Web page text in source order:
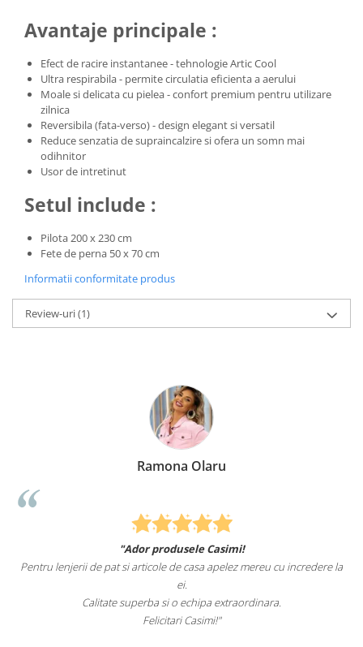
Avantaje principale :
Efect de racire instantanee - tehnologie Artic Cool
Ultra respirabila - permite circulatia eficienta a aerului
Moale si delicata cu pielea - confort premium pentru utilizare
zilnica
Reversibila (fata-verso) - design elegant si versatil
Reduce senzatia de supraincalzire si ofera un somn mai
odihnitor
Usor de intretinut
Setul include :
Pilota 200 x 230 cm
Fete de perna 50 x 70 cm
Informatii conformitate produs
Review-uri(1)
Ramona Olaru
"Ador produsele Casimi!
Pentru lenjerii de pat si articole de casa apelez mereu cu incredere la
ei.
Calitate superba si o echipa extraordinara.
Felicitari Casimi!"